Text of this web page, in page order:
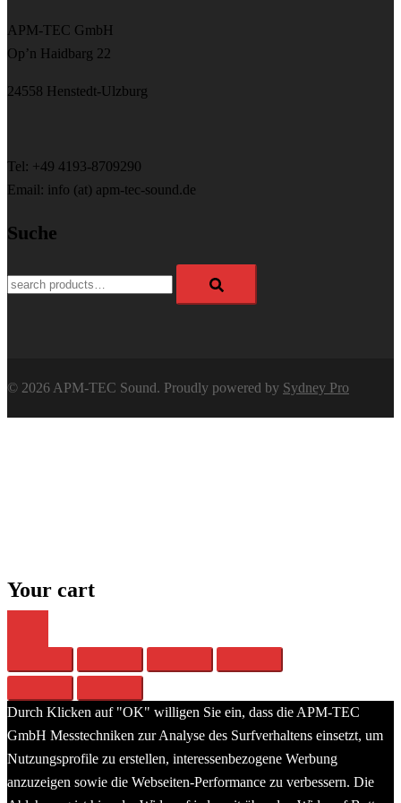
APM-TEC GmbH
Op’n Haidbarg 22
24558 Henstedt-Ulzburg
Tel: +49 4193-8709290
Email: info (at) apm-tec-sound.de
Suche
Search
for:
© 2026 APM-TEC Sound. Proudly powered by Sydney Pro
Your cart
Durch Klicken auf "OK" willigen Sie ein, dass die APM-TEC
GmbH Messtechniken zur Analyse des Surfverhaltens einsetzt, um
Nutzungsprofile zu erstellen, interessenbezogene Werbung
anzuzeigen sowie die Webseiten-Performance zu verbessern. Die